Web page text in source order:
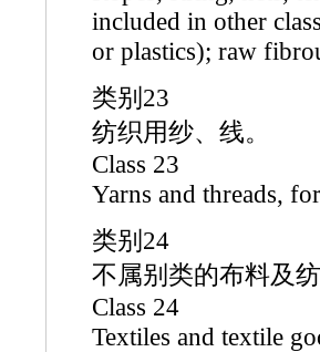
included in other
or plastics); raw
类别23
纺织用纱、线。
Class 23
Yarns and threads,
类别24
不属别类的布料及
Class 24
Textiles and textile